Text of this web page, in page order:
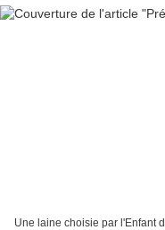
Une laine choisie par l'Enfant